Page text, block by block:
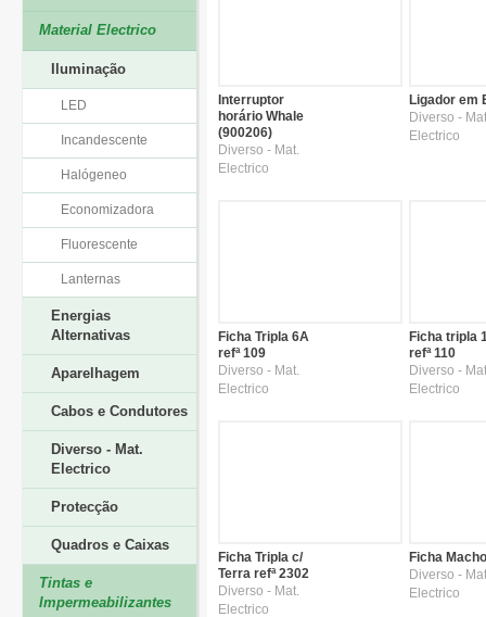
Material Electrico
Iluminação
LED
Incandescente
Halógeneo
Economizadora
Fluorescente
Lanternas
Energias
Alternativas
Aparelhagem
Cabos e Condutores
Diverso - Mat.
Electrico
Protecção
Quadros e Caixas
Tintas e
Impermeabilizantes
Interruptor
horário Whale
(900206)
Diverso - Mat.
Electrico
Ligador em
Diverso -
Electrico
Ficha Tripla 6A
refª 109
Diverso - Mat.
Electrico
Ficha tripla
refª 110
Diverso -
Electrico
Ficha Tripla c/
Terra refª 2302
Diverso - Mat.
Electrico
Ficha
Diverso -
Electrico